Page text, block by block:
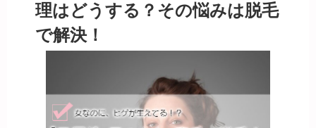
理はどうする？その悩みは脱毛
で解決！